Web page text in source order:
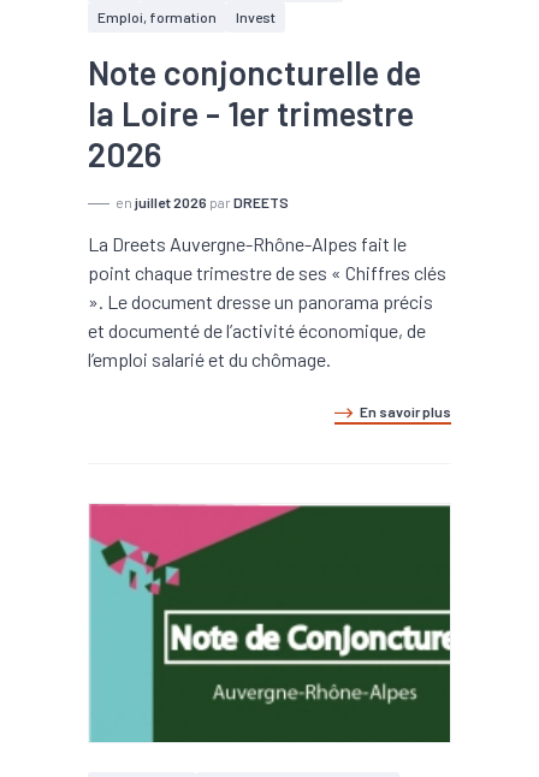
Emploi, formation
Invest
Note conjoncturelle de
la Loire - 1er trimestre
2026
en juillet 2026 par DREETS
La Dreets Auvergne-Rhône-Alpes fait le
point chaque trimestre de ses « Chiffres clés
». Le document dresse un panorama précis
et documenté de l’activité économique, de
l’emploi salarié et du chômage.
En savoir plus